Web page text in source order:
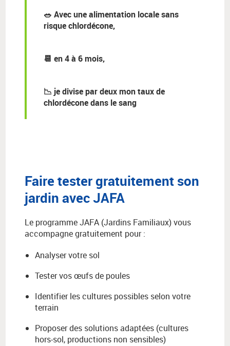
🥗 Avec une alimentation locale sans
risque chlordécone,
📆 en 4 à 6 mois,
📉 je divise par deux mon taux de
chlordécone dans le sang
Faire tester gratuitement son
jardin avec JAFA
Le programme JAFA (Jardins Familiaux) vous
accompagne gratuitement pour :
Analyser votre sol
Tester vos œufs de poules
Identifier les cultures possibles selon votre
terrain
Proposer des solutions adaptées (cultures
hors-sol, productions non sensibles)